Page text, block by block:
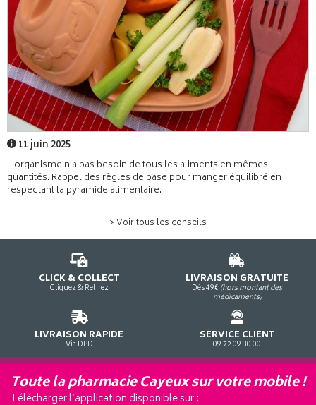
11 juin 2025
L'organisme n'a pas besoin de tous les aliments en mêmes
quantités. Rappel des règles de base pour manger équilibré en
respectant la pyramide alimentaire.
> Voir tous les conseils
CLICK & COLLECT
Cliquez & Retirez
LIVRAISON GRATUITE
Dès 49€ (hors montant des
médicaments)
LIVRAISON RAPIDE
Via DPD
SERVICE CLIENT
09 72 09 30 00
Toute la pharmacie Cayeux sur votre mobile !
Télécharger l’application disponible sur :